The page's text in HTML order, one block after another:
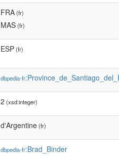
FRA(fr)
MAS(fr)
ESP(fr)
dbpedia-fr
2 (xsd:integer)
d'Argentine(fr)
dbpedia-fr:Brad_Binder